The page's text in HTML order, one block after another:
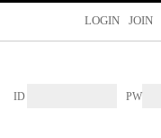
LOGIN JOIN
ID PW